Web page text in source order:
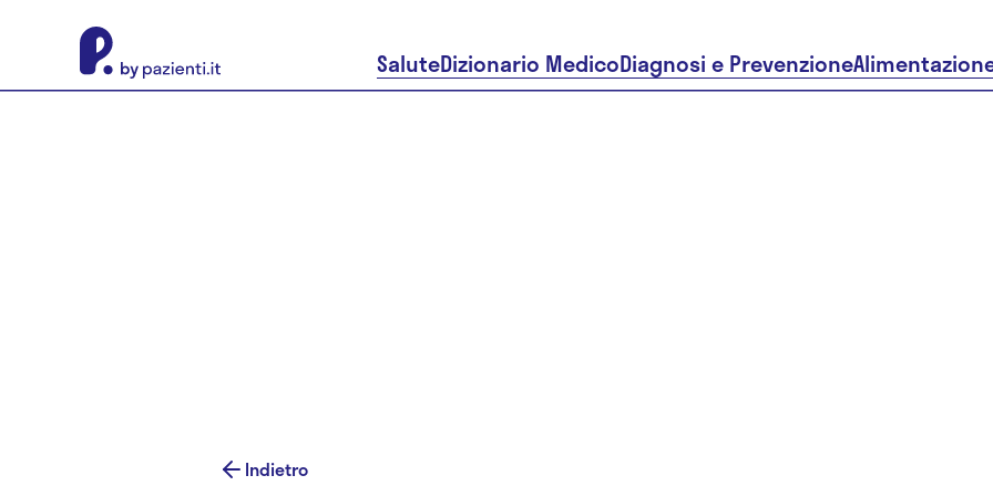
SaluteDizionario MedicoDiagnosi e Prevenzione
Indietro